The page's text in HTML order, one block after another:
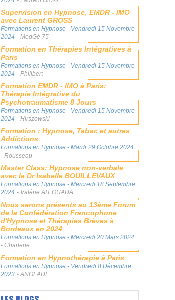
Supervision en Hypnose, EMDR - IMO
avec Laurent GROSS
Formations en Hypnose - Vendredi 15 Novembre
2024 - MedGé 75
Formation en Thérapies Intégratives à
Paris
Formations en Hypnose - Vendredi 15 Novembre
2024 - Philibert
Formation EMDR - IMO à Paris:
Thérapie Intégrative du
Psychotraumatisme 8 Jours
Formations en Hypnose - Vendredi 15 Novembre
2024 - Hirszowski
Formation : Hypnose, Tabac et autres
Addictions
Formations en Hypnose - Mardi 29 Octobre 2024
- Rousseau
Master Class: Hypnose non-verbale
avec le Dr Isabelle BOUILLEVAUX
Formations en Hypnose - Mercredi 18 Septembre
2024 - Valérie AÏT OUADA
Nous serons présents au 13ème Forum
de la Confédération Francophone
d'Hypnose et Thérapies Brèves à
Bordeaux en 2024
Formations en Hypnose - Mercredi 20 Mars 2024
- Charlène
Formation en Hypnothérapie à Paris
Formations en Hypnose - Vendredi 8 Décembre
2023 - ANGLADE